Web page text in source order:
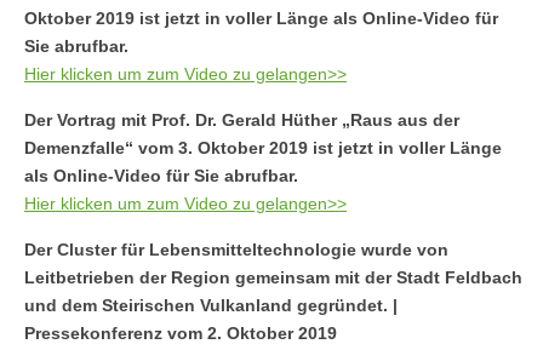
Oktober 2019 ist jetzt in voller Länge als Online-Video für
Sie abrufbar.
Hier klicken um zum Video zu gelangen>>
Der Vortrag mit Prof. Dr. Gerald Hüther „Raus aus der
Demenzfalle“ vom 3. Oktober 2019 ist jetzt in voller Länge
als Online-Video für Sie abrufbar.
Hier klicken um zum Video zu gelangen>>
Der Cluster für Lebensmitteltechnologie wurde von
Leitbetrieben der Region gemeinsam mit der Stadt Feldbach
und dem Steirischen Vulkanland gegründet. |
Pressekonferenz vom 2. Oktober 2019